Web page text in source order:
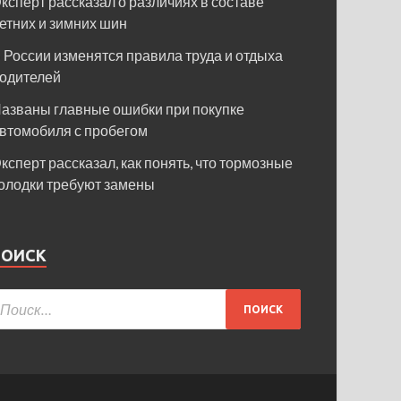
и зимних шин
России изменятся правила труда и отдыха
главные ошибки при покупке
с пробегом
рассказал, как понять, что тормозные
требуют замены